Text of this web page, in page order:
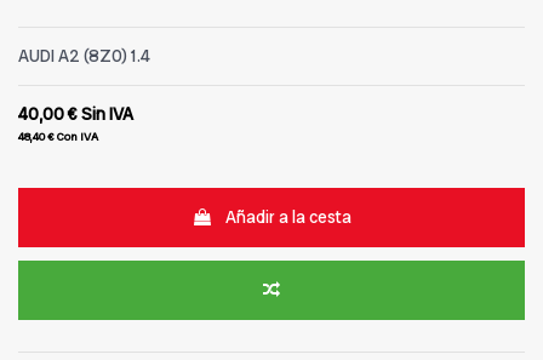
AUDI A2 (8Z0) 1.4
40,00 €Sin IVA
48,40 €Con IVA
Añadir a la cesta